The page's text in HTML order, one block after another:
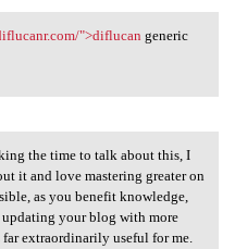
diflucanr.com
">diflucan generic
the time
the time to talk about this, I
it and love mastering greater on
as you benefit knowledge,
your blog with more
extraordinarily useful for me.